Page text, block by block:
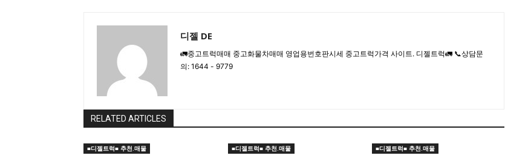
디젤 DE
🚛중고트럭매매 중고화물차매매 영업용번호판시세 중고트럭가격 사이트. 디젤트럭🚛 📞상담문
의: 1644 - 9779
RELATED ARTICLES
■디젤트럭■ 추천.매물 ■디젤트럭■ 추천.매물 ■디젤트럭■ 추천.매물